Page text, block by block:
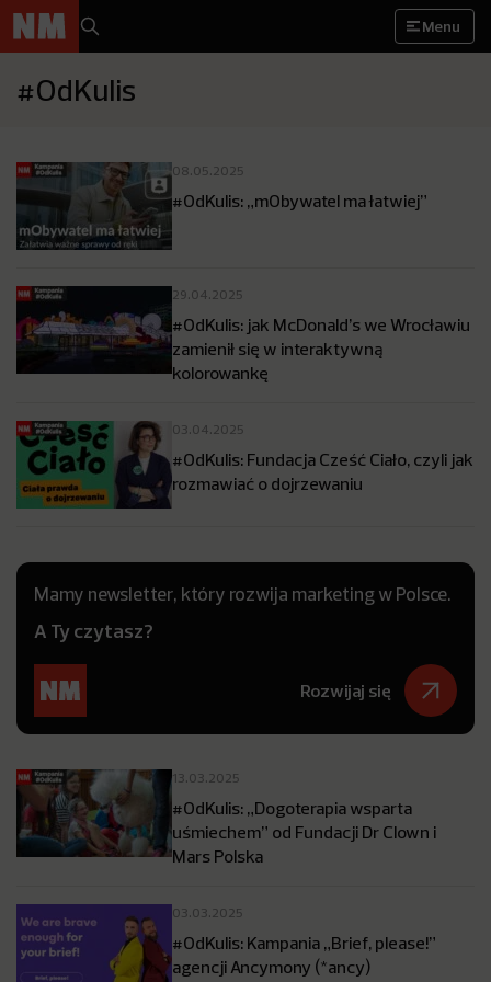
Menu
#OdKulis
08.05.2025
#OdKulis: „mObywatel ma łatwiej”
29.04.2025
#OdKulis: jak McDonald’s we Wrocławiu
zamienił się w interaktywną
kolorowankę
03.04.2025
#OdKulis: Fundacja Cześć Ciało, czyli jak
rozmawiać o dojrzewaniu
Mamy newsletter, który rozwija marketing w Polsce.
A Ty czytasz?
Rozwijaj się
13.03.2025
#OdKulis: „Dogoterapia wsparta
uśmiechem” od Fundacji Dr Clown i
Mars Polska
03.03.2025
#OdKulis: Kampania „Brief, please!”
agencji Ancymony (*ancy)